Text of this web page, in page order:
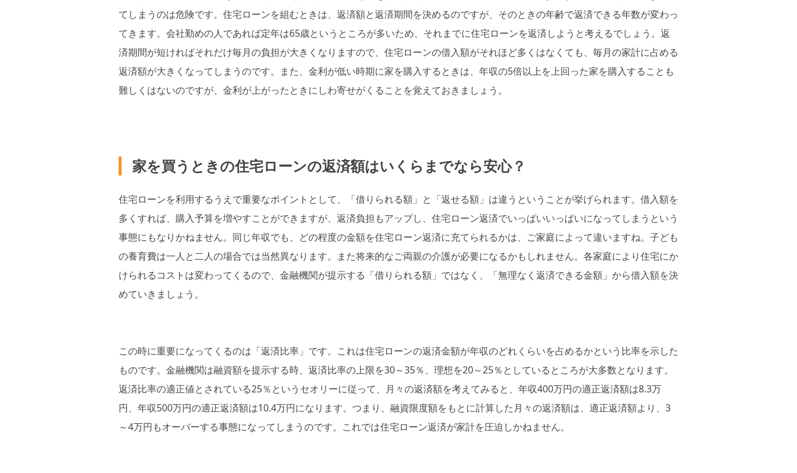
てしまうのは危険です。住宅ローンを組むときは、返済額と返済期間を決めるのですが、そのときの年齢で返済できる年数が変わっ
てきます。会社勤めの人であれば定年は65歳というところが多いため、それまでに住宅ローンを返済しようと考えるでしょう。返
済期間が短ければそれだけ毎月の負担が大きくなりますので、住宅ローンの借入額がそれほど多くはなくても、毎月の家計に占める
返済額が大きくなってしまうのです。また、金利が低い時期に家を購入するときは、年収の5倍以上を上回った家を購入することも
難しくはないのですが、金利が上がったときにしわ寄せがくることを覚えておきましょう。
家を買うときの住宅ローンの返済額はいくらまでなら安心？
住宅ローンを利用するうえで重要なポイントとして、「借りられる額」と「返せる額」は違うということが挙げられます。借入額を
多くすれば、購入予算を増やすことができますが、返済負担もアップし、住宅ローン返済でいっぱいいっぱいになってしまうという
事態にもなりかねません。同じ年収でも、どの程度の金額を住宅ローン返済に充てられるかは、ご家庭によって違いますね。子ども
の養育費は一人と二人の場合では当然異なります。また将来的なご両親の介護が必要になるかもしれません。各家庭により住宅にか
けられるコストは変わってくるので、金融機関が提示する「借りられる額」ではなく、「無理なく返済できる金額」から借入額を決
めていきましょう。
この時に重要になってくるのは「返済比率」です。これは住宅ローンの返済金額が年収のどれくらいを占めるかという比率を示した
ものです。金融機関は融資額を提示する時、返済比率の上限を30～35％、理想を20～25％としているところが大多数となります。
返済比率の適正値とされている25％というセオリーに従って、月々の返済額を考えてみると、年収400万円の適正返済額は8.3万
円、年収500万円の適正返済額は10.4万円になります。つまり、融資限度額をもとに計算した月々の返済額は、適正返済額より、3
～4万円もオーバーする事態になってしまうのです。これでは住宅ローン返済が家計を圧迫しかねません。